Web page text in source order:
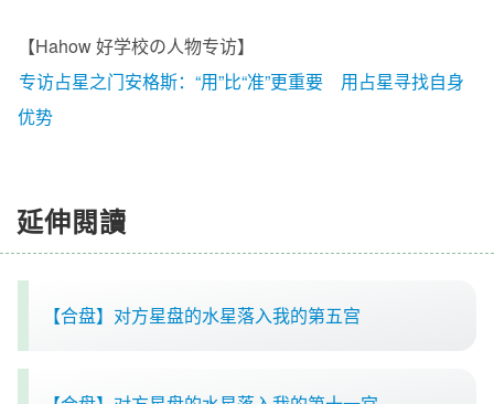
【Hahow 好学校の人物专访】
专访占星之门安格斯：“用”比“准”更重要 用占星寻找自身
优势
延伸閱讀
【合盘】对方星盘的水星落入我的第五宫